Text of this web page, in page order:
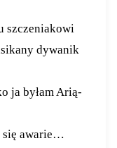
szczeniakowi
dywanik
ja byłam Arią-
się awarie…